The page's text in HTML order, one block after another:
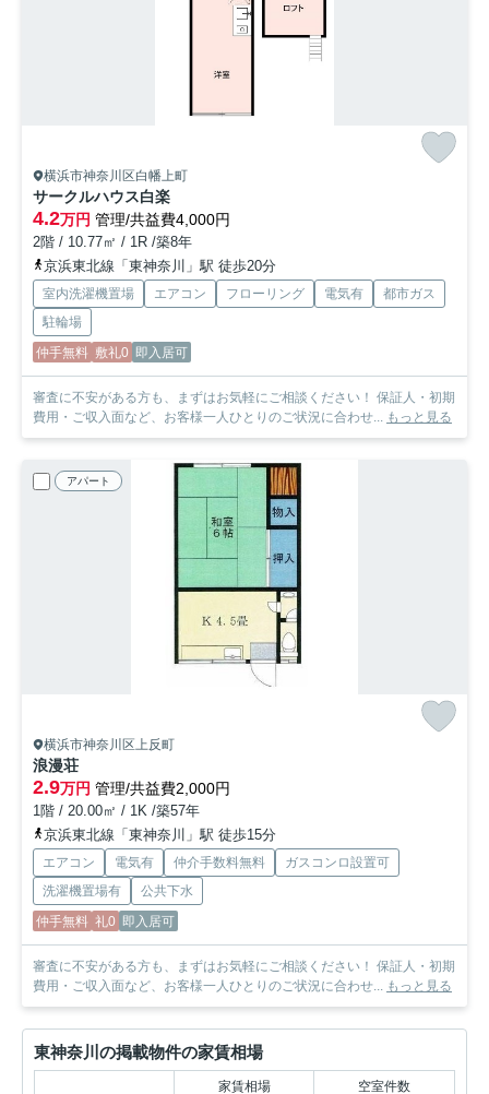
横浜市神奈川区白幡上町
サークルハウス白楽
4.2万円 管理/共益費4,000円
2階 / 10.77㎡ / 1R /築8年
京浜東北線「東神奈川」駅 徒歩20分
室内洗濯機置場 エアコン フローリング 電気有
都市ガス
駐輪場
仲手無料 敷礼0 即入居可
審査に不安がある方も、まずはお気軽にご相談ください！ 保証人・初期
費用・ご収入面など、お客様一人ひとりのご状況に合わせ... もっと見る
アパート
横浜市神奈川区上反町
浪漫荘
2.9万円 管理/共益費2,000円
1階 / 20.00㎡ / 1K /築57年
京浜東北線「東神奈川」駅 徒歩15分
エアコン 電気有 仲介手数料無料
ガスコンロ設置可
洗濯機置場有
公共下水
仲手無料 礼0 即入居可
審査に不安がある方も、まずはお気軽にご相談ください！ 保証人・初期
費用・ご収入面など、お客様一人ひとりのご状況に合わせ... もっと見る
東神奈川の掲載物件の家賃相場
家賃相場 空室件数